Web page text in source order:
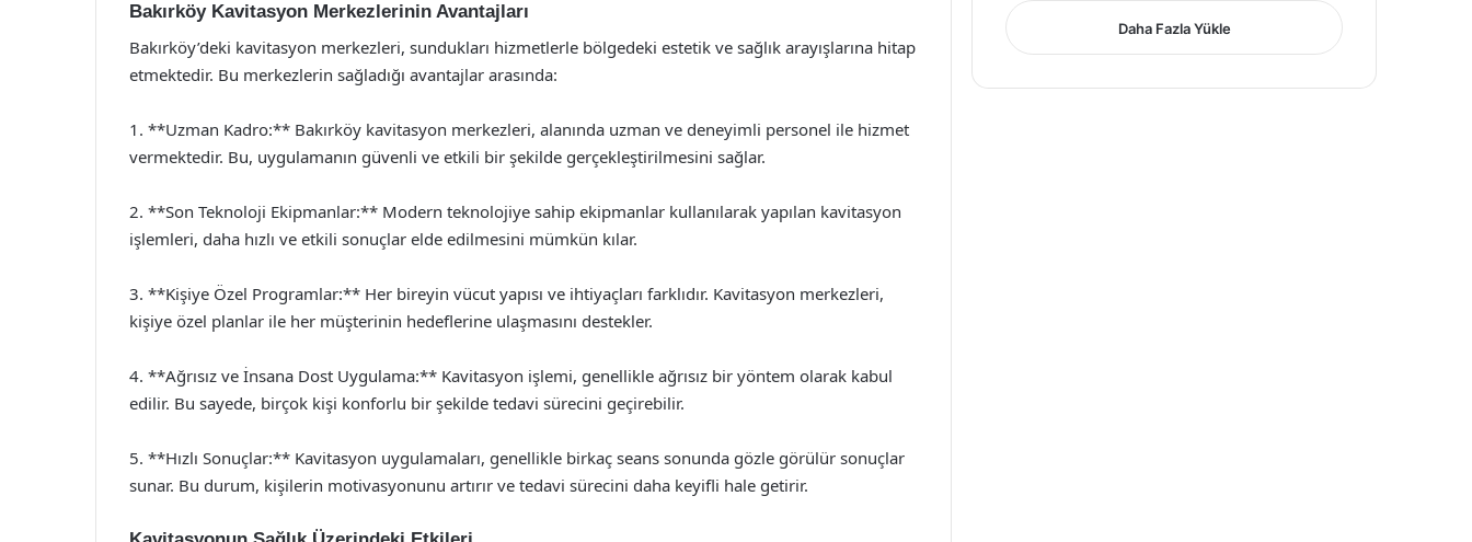
Bakırköy Kavitasyon Merkezlerinin Avantajları
Bakırköy’deki kavitasyon merkezleri, sundukları hizmetlerle bölgedeki estetik ve sağlık arayışlarına hitap
etmektedir. Bu merkezlerin sağladığı avantajlar arasında:
1. **Uzman Kadro:** Bakırköy kavitasyon merkezleri, alanında uzman ve deneyimli personel ile hizmet
vermektedir. Bu, uygulamanın güvenli ve etkili bir şekilde gerçekleştirilmesini sağlar.
2. **Son Teknoloji Ekipmanlar:** Modern teknolojiye sahip ekipmanlar kullanılarak yapılan kavitasyon
işlemleri, daha hızlı ve etkili sonuçlar elde edilmesini mümkün kılar.
3. **Kişiye Özel Programlar:** Her bireyin vücut yapısı ve ihtiyaçları farklıdır. Kavitasyon merkezleri,
kişiye özel planlar ile her müşterinin hedeflerine ulaşmasını destekler.
4. **Ağrısız ve İnsana Dost Uygulama:** Kavitasyon işlemi, genellikle ağrısız bir yöntem olarak kabul
edilir. Bu sayede, birçok kişi konforlu bir şekilde tedavi sürecini geçirebilir.
5. **Hızlı Sonuçlar:** Kavitasyon uygulamaları, genellikle birkaç seans sonunda gözle görülür sonuçlar
sunar. Bu durum, kişilerin motivasyonunu artırır ve tedavi sürecini daha keyifli hale getirir.
Daha Fazla Yükle